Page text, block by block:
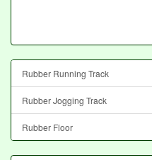
Rubber Running Track
Rubber Jogging Track
Rubber Floor